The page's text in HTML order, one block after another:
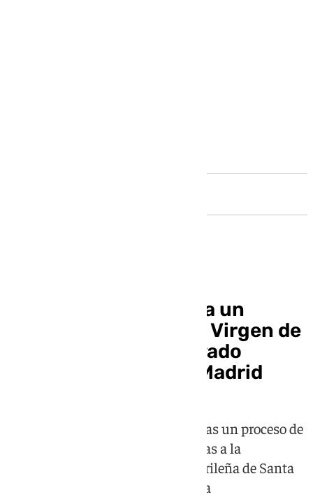
La Macarena recupera un
histórico manto de la Virgen de
la Esperanza conservado
durante décadas en Madrid
La recuperación ha sido posible tras un proceso de
investigación documental y gracias a la
colaboración de la parroquia madrileña de Santa
Cruz, donde se conservaba la pieza